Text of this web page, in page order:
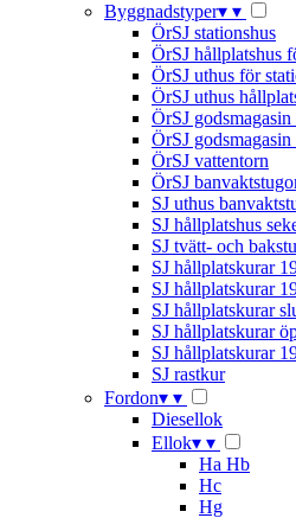
Byggnadstyper▾ ▾
ÖrSJ stationshus
ÖrSJ hållplatshus
ÖrSJ uthus för
ÖrSJ uthus
ÖrSJ godsmagasin
ÖrSJ
ÖrSJ vattentorn
ÖrSJ
SJ uthus
SJ hållplatshus
SJ tvätt- och
SJ hållplatskurar
SJ hållplatskurar
SJ hållplatskurar
SJ hållplatskurar
SJ hållplatskurar
SJ rastkur
Fordon▾ ▾
Diesellok
Ellok▾ ▾
Ha Hb
Hc
Hg